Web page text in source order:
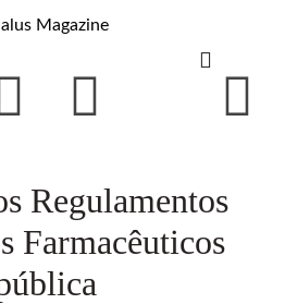
Regulamentos
Farmacêuticos